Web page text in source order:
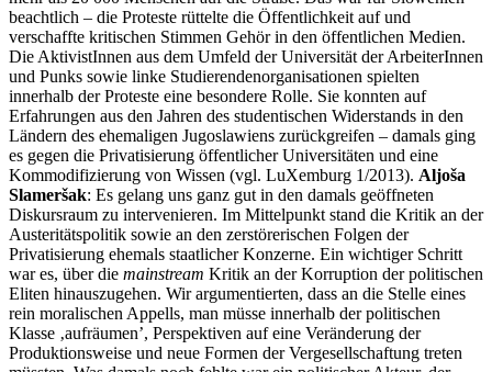
beachtlich – die Proteste rüttelte die Öffentlichkeit auf und
verschaffte kritischen Stimmen Gehör in den öffentlichen Medien.
Die AktivistInnen aus dem Umfeld der Universität der ArbeiterInnen
und Punks sowie linke Studierendenorganisationen spielten
innerhalb der Proteste eine besondere Rolle. Sie konnten auf
Erfahrungen aus den Jahren des studentischen Widerstands in den
Ländern des ehemaligen Jugoslawiens zurückgreifen – damals ging
es gegen die Privatisierung öffentlicher Universitäten und eine
Kommodifizierung von Wissen (vgl. LuXemburg 1/2013). Aljoša
Slameršak: Es gelang uns ganz gut in den damals geöffneten
Diskursraum zu intervenieren. Im Mittelpunkt stand die Kritik an der
Austeritätspolitik sowie an den zerstörerischen Folgen der
Privatisierung ehemals staatlicher Konzerne. Ein wichtiger Schritt
war es, über die mainstream Kritik an der Korruption der politischen
Eliten hinauszugehen. Wir argumentierten, dass an die Stelle eines
rein moralischen Appells, man müsse innerhalb der politischen
Klasse ‚aufräumen’, Perspektiven auf eine Veränderung der
Produktionsweise und neue Formen der Vergesellschaftung treten